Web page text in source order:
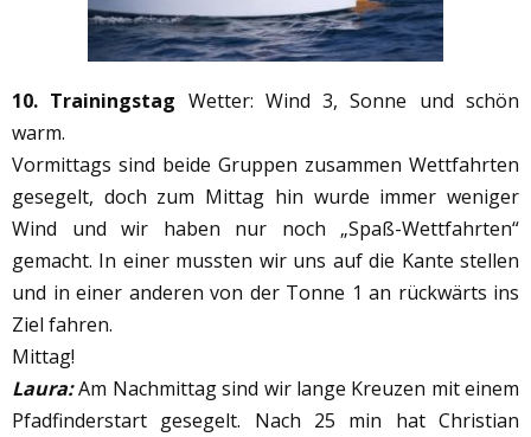
10. Trainingstag Wetter: Wind 3, Sonne und schön
warm.
Vormittags sind beide Gruppen zusammen Wettfahrten
gesegelt, doch zum Mittag hin wurde immer weniger
Wind und wir haben nur noch „Spaß-Wettfahrten“
gemacht. In einer mussten wir uns auf die Kante stellen
und in einer anderen von der Tonne 1 an rückwärts ins
Ziel fahren.
Mittag!
Laura:Am Nachmittag sind wir lange Kreuzen mit einem
Pfadfinderstart gesegelt. Nach 25 min hat Christian